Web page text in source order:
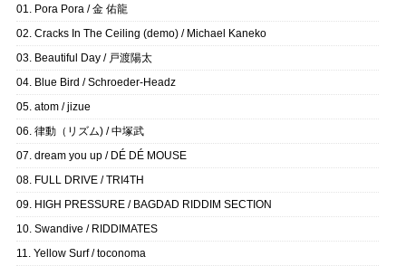
01. Pora Pora / 金 佑龍
02. Cracks In The Ceiling (demo) / Michael Kaneko
03. Beautiful Day / 戸渡陽太
04. Blue Bird / Schroeder-Headz
05. atom / jizue
06. 律動（リズム) / 中塚武
07. dream you up / DÉ DÉ MOUSE
08. FULL DRIVE / TRI4TH
09. HIGH PRESSURE / BAGDAD RIDDIM SECTION
10. Swandive / RIDDIMATES
11. Yellow Surf / toconoma